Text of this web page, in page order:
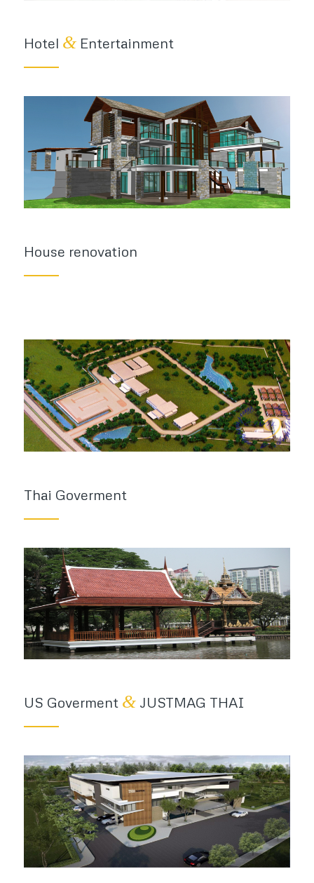
Hotel &Entertainment
House renovation
Thai Goverment
US Goverment &JUSTMAG THAI